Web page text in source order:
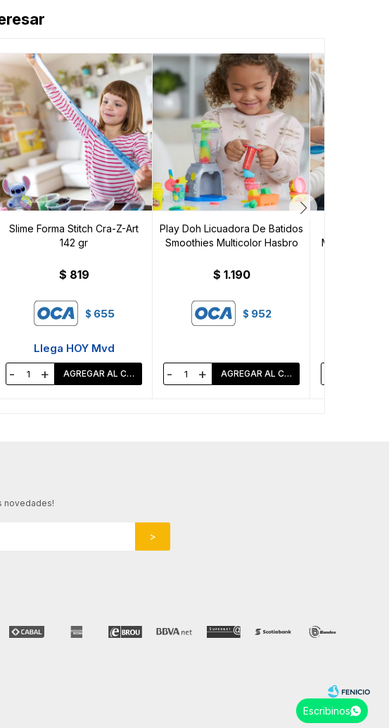
Slime Forma Stitch Cra-Z-Art
142 gr
$ 819
$ 655
Llega HOY Mvd
- +
Play Doh Licuadora De Batidos
Smoothies Multicolor Hasbro
$ 1.190
$ 952
- +
Modelar
novedades!